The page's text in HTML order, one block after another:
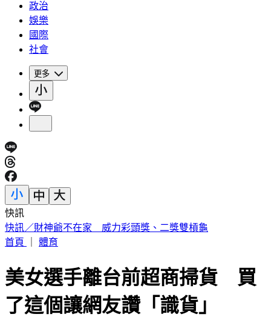
政治
娛樂
國際
社會
更多
快訊
快訊／財神爺不在家 威力彩頭獎、二獎雙槓龜
首頁
體育
美女選手離台前超商掃貨 買
了這個讓網友讚「識貨」